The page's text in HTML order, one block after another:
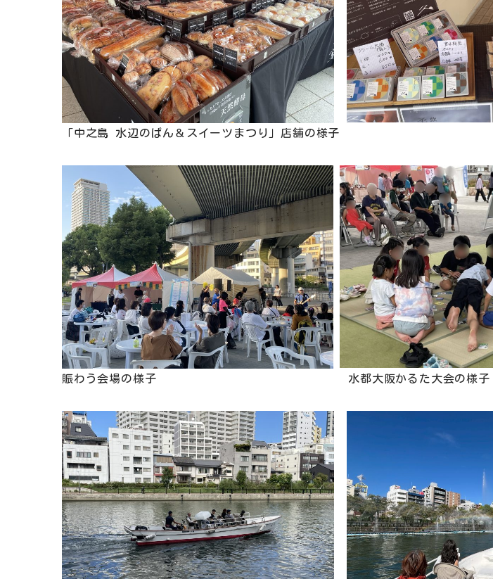
「中之島 水辺のぱん＆スイーツまつり」店舗の様子
賑わう会場の様子 水都大阪かるた大会の様子